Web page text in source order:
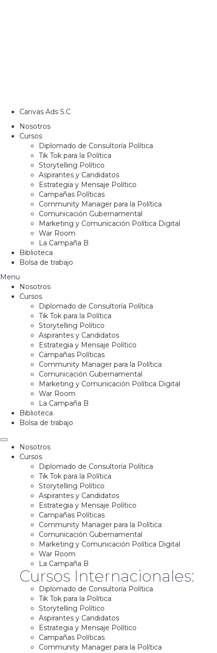
Canvas Ads S.C
Nosotros
Cursos
Diplomado de Consultoría Política
Tik Tok para la Política
Storytelling Político
Aspirantes y Candidatos
Estrategia y Mensaje Político
Campañas Políticas
Community Manager para la Política
Comunicación Gubernamental
Marketing y Comunicación Política Digital
War Room
La Campaña B
Biblioteca
Bolsa de trabajo
Menu
Nosotros
Cursos
Diplomado de Consultoría Política
Tik Tok para la Política
Storytelling Político
Aspirantes y Candidatos
Estrategia y Mensaje Político
Campañas Políticas
Community Manager para la Política
Comunicación Gubernamental
Marketing y Comunicación Política Digital
War Room
La Campaña B
Biblioteca
Bolsa de trabajo
Nosotros
Cursos
Diplomado de Consultoría Política
Tik Tok para la Política
Storytelling Político
Aspirantes y Candidatos
Estrategia y Mensaje Político
Campañas Políticas
Community Manager para la Política
Comunicación Gubernamental
Marketing y Comunicación Política Digital
War Room
La Campaña B
Cursos Internacionales:
Diplomado de Consultoría Política
Tik Tok para la Política
Storytelling Político
Aspirantes y Candidatos
Estrategia y Mensaje Político
Campañas Políticas
Community Manager para la Política